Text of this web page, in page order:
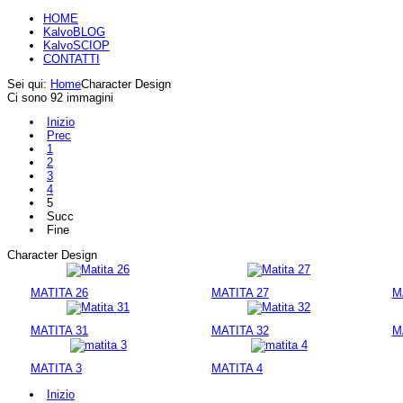
HOME
KalvoBLOG
KalvoSCIOP
CONTATTI
Sei qui: HomeCharacter Design
Ci sono 92 immagini
Inizio
Prec
1
2
3
4
5
Succ
Fine
Character Design
MATITA 26 MATITA 27
MATITA 31 MATITA 32
MATITA 3
MATITA 4
Inizio